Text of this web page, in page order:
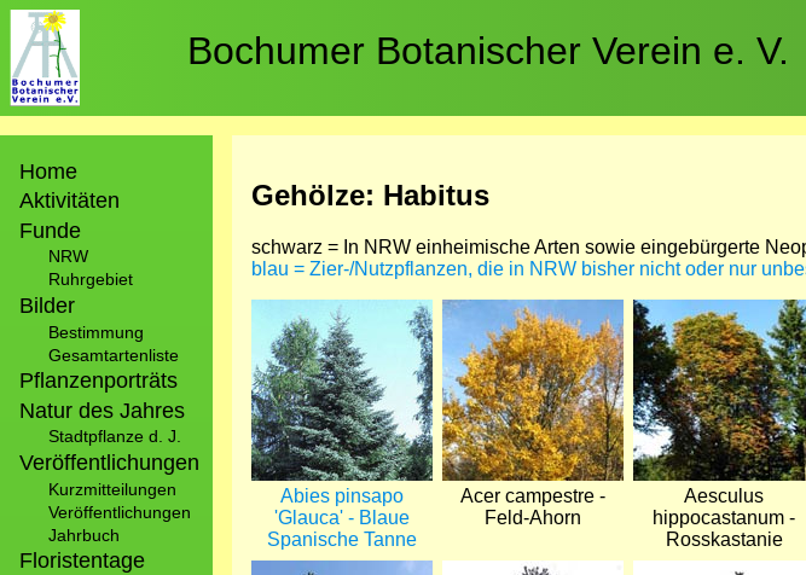
Direkt
zum
Inhalt
Bochumer Botanischer Verein e. V.
Home
Aktivitäten
Funde
NRW
Ruhrgebiet
Bilder
Bestimmung
Gesamtartenliste
Pflanzenporträts
Natur des Jahres
Stadtpflanze d. J.
Veröffentlichungen
Kurzmitteilungen
Veröffentlichungen
Jahrbuch
Floristentage
Gehölze: Habitus
schwarz = In NRW einheimische Arten sowie eingebürgerte
blau = Zier-/Nutzpflanzen, die in NRW bisher nicht oder nur
Abies pinsapo
'Glauca' - Blaue
Spanische Tanne
Bild
Acer campestre -
Feld-Ahorn
Bild
Aesculus
hippocastanum -
Rosskastanie